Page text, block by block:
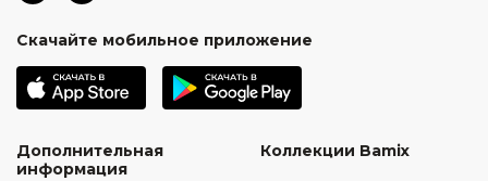
Дополнительная
информация
Коллекции Bamix
Скачайте мобильное приложение